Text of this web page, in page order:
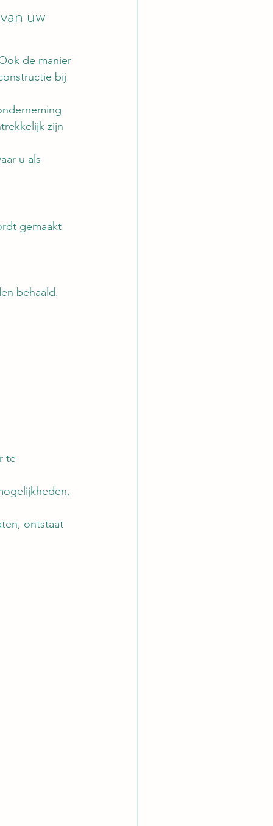
uw
de manier
bij
zijn
u als
gemaakt
behaald.
te
ontstaat